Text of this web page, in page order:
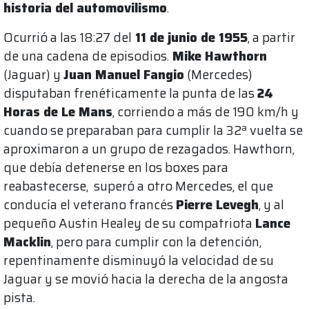
historia del automovilismo.
Ocurrió a las 18:27 del 11 de junio de 1955, a partir
de una cadena de episodios. Mike Hawthorn
(Jaguar) yJuan Manuel Fangio (Mercedes)
disputaban frenéticamente la punta de las24
Horas de Le Mans, corriendo a más de 190 km/h y
cuando se preparaban para cumplir la 32ª vuelta se
aproximaron a un grupo de rezagados. Hawthorn,
que debía detenerse en los boxes para
reabastecerse, superó a otro Mercedes, el que
conducía el veterano francésPierre Levegh, y al
pequeño Austin Healey de su compatriota Lance
Macklin, pero para cumplir con la detención,
repentinamente disminuyó la velocidad de su
Jaguar y se movió hacia la derecha de la angosta
pista.